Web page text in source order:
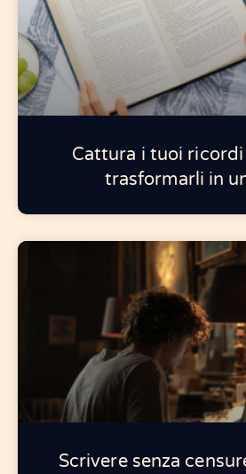
Cattura i tuoi
trasformarli in
Scrivere senza